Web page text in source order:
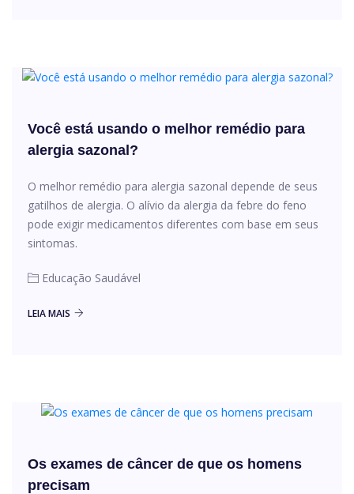
Você está usando o melhor remédio para
alergia sazonal?
O melhor remédio para alergia sazonal depende de seus
gatilhos de alergia. O alívio da alergia da febre do feno
pode exigir medicamentos diferentes com base em seus
sintomas.
Educação Saudável
LEIA MAIS
Os exames de câncer de que os homens
precisam